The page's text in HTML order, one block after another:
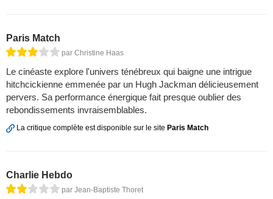
Paris Match
par Christine Haas
Le cinéaste explore l'univers ténébreux qui baigne une intrigue
hitchcickienne emmenée par un Hugh Jackman délicieusement
pervers. Sa performance énergique fait presque oublier des
rebondissements invraisemblables.
La critique complète est disponible sur le site Paris Match
Charlie Hebdo
par Jean-Baptiste Thoret